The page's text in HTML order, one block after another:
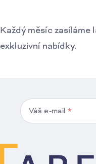
Každý měsíc
exkluzivní nabídky.
Váš e-mail *